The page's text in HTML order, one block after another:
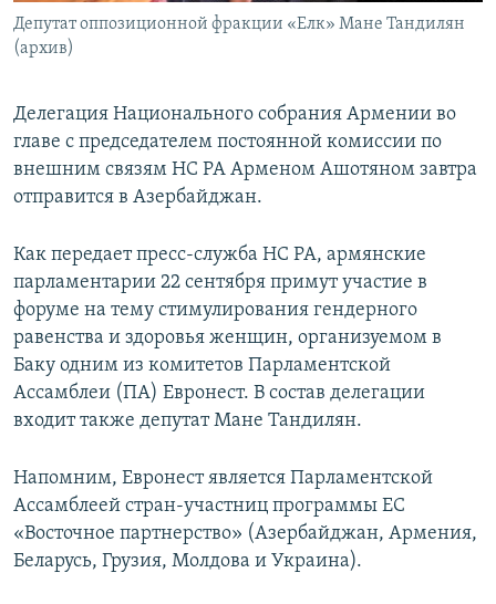
Русский
Депутат оппозиционной фракции «Елк» Мане Тандилян
(архив)
Делегация Национального собрания Армении во
главе с председателем постоянной комиссии по
внешним связям НС РА Арменом Ашотяном завтра
отправится в Азербайджан.
Как передает пресс-служба НС РА, армянские
парламентарии 22 сентября примут участие в
форуме на тему стимулирования гендерного
равенства и здоровья женщин, организуемом в
Баку одним из комитетов Парламентской
Ассамблеи (ПА) Евронест. В состав делегации
входит также депутат Мане Тандилян.
Напомним, Евронест является Парламентской
Ассамблеей стран-участниц программы ЕС
«Восточное партнерство» (Азербайджан, Армения,
Беларусь, Грузия, Молдова и Украина).